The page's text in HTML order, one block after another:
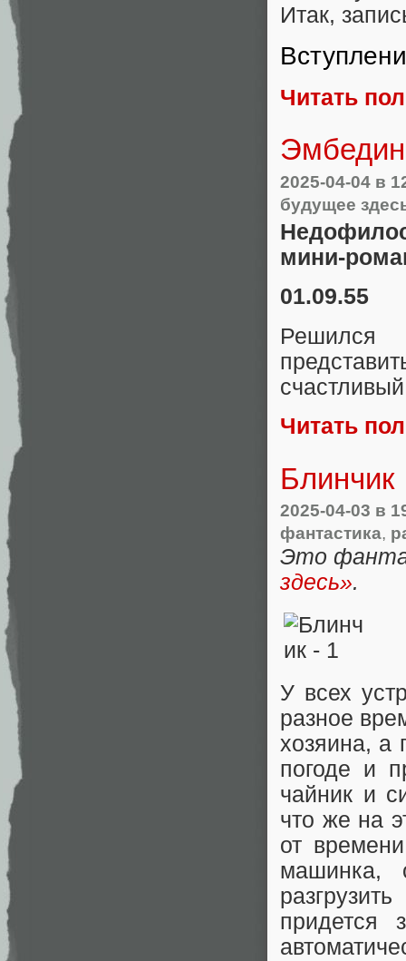
Итак,
Читать
2025-04-04 в
будущее
01.09.55
Решился
Читать
Блинчик
2025-04-03 в
фантастика,
Это
здесь».
У всех
разное
хозяина, а
погоде и
чайник и
что же на
от
придется